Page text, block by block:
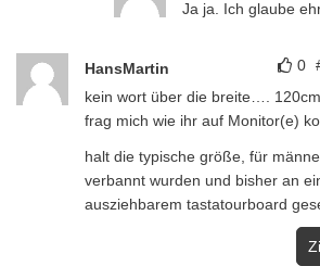
Ja ja. Ich glaube
0
HansMartin
kein wort über die breite….
frag mich wie ihr auf Monitor(e)
halt die typische größe, für
verbannt wurden und bisher an
ausziehbarem tastatourboard